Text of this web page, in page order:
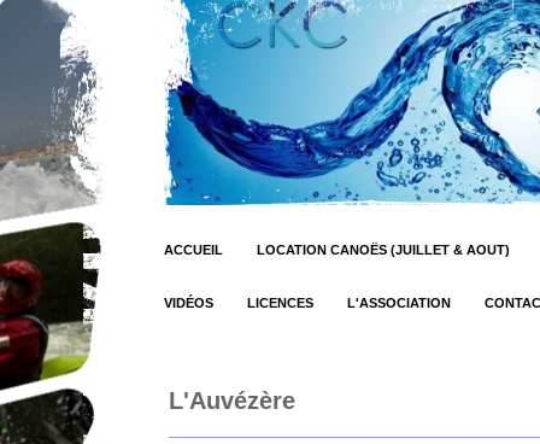
ACCUEIL LOCATION CANOËS (JUILLET & AOUT)
VIDÉOS LICENCES L'ASSOCIATION
L'Auvézère